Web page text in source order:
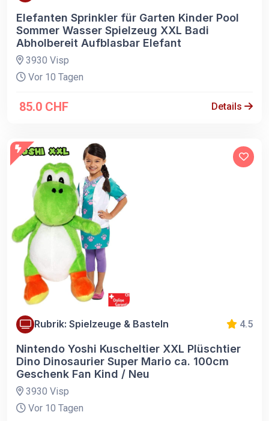
Elefanten Sprinkler für Garten Kinder Pool
Sommer Wasser Spielzeug XXL Badi
Abholbereit Aufblasbar Elefant
3930 Visp
Vor 10 Tagen
85.0 CHF Details
Rubrik: Spielzeuge & Basteln 4.5
Nintendo Yoshi Kuscheltier XXL Plüschtier
Dino Dinosaurier Super Mario ca. 100cm
Geschenk Fan Kind / Neu
3930 Visp
Vor 10 Tagen